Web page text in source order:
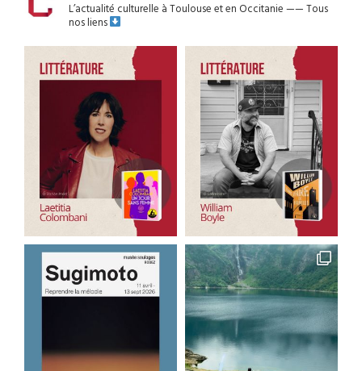
L’actualité culturelle à Toulouse et en Occitanie——Tous
nos liens